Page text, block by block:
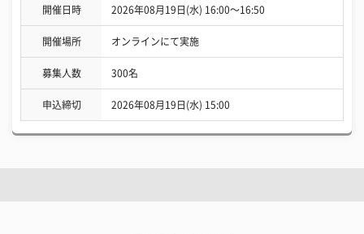
開催日時 2026年08月19日(水) 16:00〜16:50
開催場所 オンラインにて実施
募集人数 300名
申込締切 2026年08月19日(水) 15:00